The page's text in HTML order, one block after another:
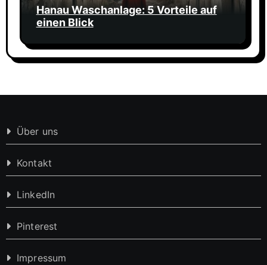
Hanau Waschanlage: 5 Vorteile auf
einen Blick
Über uns
Kontakt
LinkedIn
Pinterest
Impressum